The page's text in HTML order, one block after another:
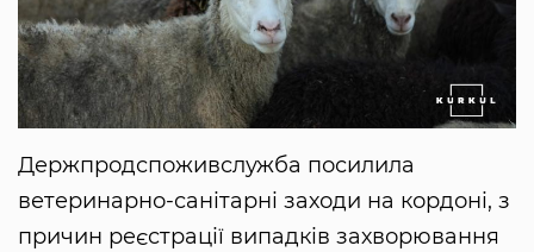
Держпродспоживслужба посилила
ветеринарно-санітарні заходи на кордоні, з
причин реєстрації випадків захворювання